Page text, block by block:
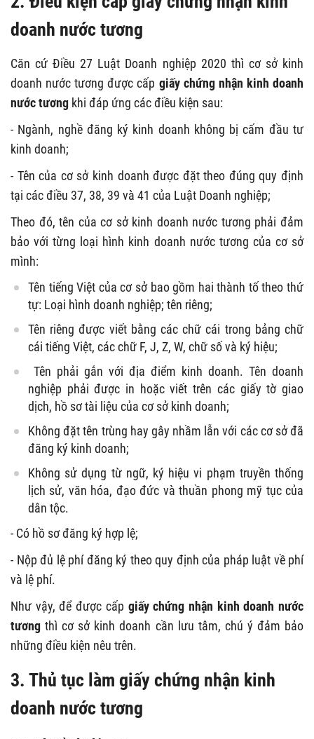
doanh nước tương
Căn cứ Điều 27 Luật Doanh nghiệp 2020 thì cơ sở kinh
doanh nước tương được cấp giấy chứng nhận kinh doanh
nước tương khi đáp ứng các điều kiện sau:
- Ngành, nghề đăng ký kinh doanh không bị cấm đầu tư
kinh doanh;
- Tên của cơ sở kinh doanh được đặt theo đúng quy định
tại các điều 37, 38, 39 và 41 của Luật Doanh nghiệp;
Theo đó, tên của cơ sở kinh doanh nước tương phải đảm
bảo với từng loại hình kinh doanh nước tương của cơ sở
mình:
Tên tiếng Việt của cơ sở bao gồm hai thành tố theo thứ
tự: Loại hình doanh nghiệp; tên riêng;
Tên riêng được viết bằng các chữ cái trong bảng chữ
cái tiếng Việt, các chữ F, J, Z, W, chữ số và ký hiệu;
Tên phải gắn với địa điểm kinh doanh. Tên doanh
nghiệp phải được in hoặc viết trên các giấy tờ giao
dịch, hồ sơ tài liệu của cơ sở kinh doanh;
Không đặt tên trùng hay gây nhầm lẫn với các cơ sở đã
đăng ký kinh doanh;
Không sử dụng từ ngữ, ký hiệu vi phạm truyền thống
lịch sử, văn hóa, đạo đức và thuần phong mỹ tục của
dân tộc.
- Có hồ sơ đăng ký hợp lệ;
- Nộp đủ lệ phí đăng ký theo quy định của pháp luật về phí
và lệ phí.
Như vậy, để được cấp giấy chứng nhận kinh doanh nước
tương thì cơ sở kinh doanh cần lưu tâm, chú ý đảm bảo
những điều kiện nêu trên.
3. Thủ tục làm giấy chứng nhận kinh
doanh nước tương